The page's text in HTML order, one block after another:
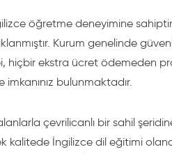
öğretme deneyimine
Kurum genelinde
hiçbir ekstra ücret ödemeden
bulunmaktadır.
çevrilicanlı bir sahil
kalitede İngilizce dil eğitimi